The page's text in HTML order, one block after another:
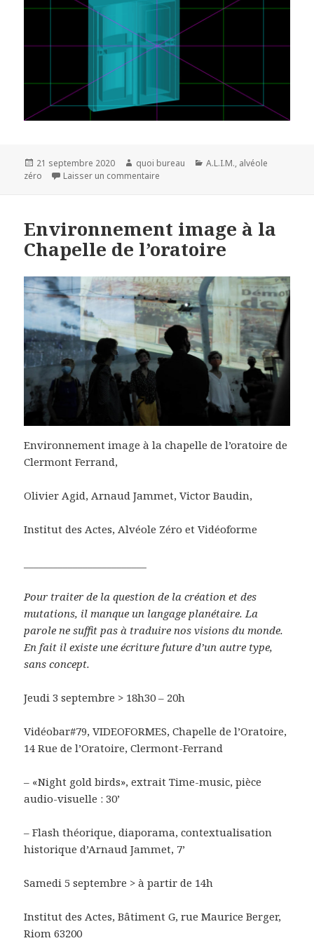
Publié
le
21 septembre 2020 Auteur
quoi bureau Catégories
A.L.I.M., alvéole
zéro
Laisser un commentaire
Environnement image à la
Chapelle de l’oratoire
Environnement image à la chapelle de l’oratoire de
Clermont Ferrand,
Olivier Agid, Arnaud Jammet, Victor Baudin,
Institut des Actes, Alvéole Zéro et Vidéoforme
Pour traiter de la question de la création et des
mutations, il manque un langage planétaire. La
parole ne suffit pas à traduire nos visions du monde.
En fait il existe une écriture future d’un autre type,
sans concept.
Jeudi 3 septembre > 18h30 – 20h
Vidéobar#79, VIDEOFORMES, Chapelle de l’Oratoire,
14 Rue de l’Oratoire, Clermont-Ferrand
– «Night gold birds», extrait Time-music, pièce
audio-visuelle : 30’
– Flash théorique, diaporama, contextualisation
historique d’Arnaud Jammet, 7’
Samedi 5 septembre > à partir de 14h
Institut des Actes, Bâtiment G, rue Maurice Berger,
Riom 63200